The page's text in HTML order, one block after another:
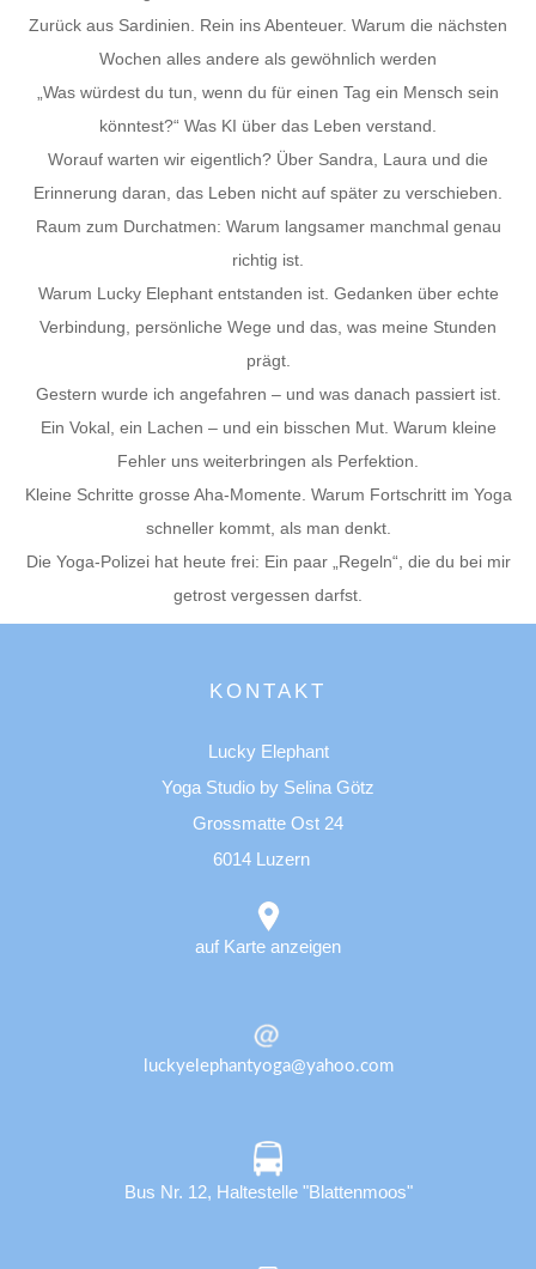
Zurück aus Sardinien. Rein ins Abenteuer. Warum die nächsten
Wochen alles andere als gewöhnlich werden
„Was würdest du tun, wenn du für einen Tag ein Mensch sein
könntest?“ Was KI über das Leben verstand.
Worauf warten wir eigentlich? Über Sandra, Laura und die
Erinnerung daran, das Leben nicht auf später zu verschieben.
Raum zum Durchatmen: Warum langsamer manchmal genau
richtig ist.
Warum Lucky Elephant entstanden ist. Gedanken über echte
Verbindung, persönliche Wege und das, was meine Stunden
prägt.
Gestern wurde ich angefahren – und was danach passiert ist.
Ein Vokal, ein Lachen – und ein bisschen Mut. Warum kleine
Fehler uns weiterbringen als Perfektion.
Kleine Schritte grosse Aha-Momente. Warum Fortschritt im Yoga
schneller kommt, als man denkt.
Die Yoga-Polizei hat heute frei: Ein paar „Regeln“, die du bei mir
getrost vergessen darfst.
KONTAKT
Lucky Elephant
Yoga Studio by Selina Götz
Grossmatte Ost 24
6014 Luzern
auf Karte anzeigen
luckyelephantyoga@yahoo.com
Bus Nr. 12, Haltestelle "Blattenmoos"